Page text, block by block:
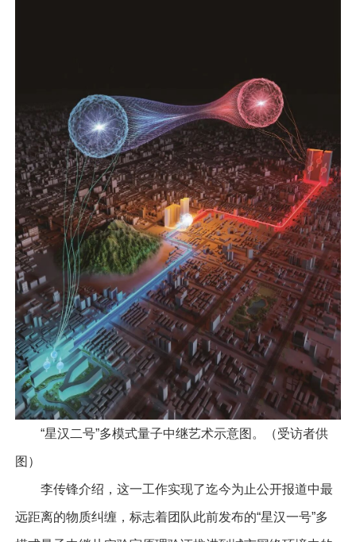
“星汉二号”多模式量子中继艺术示意图。（受访者供
图）
李传锋介绍，这一工作实现了迄今为止公开报道中最
远距离的物质纠缠，标志着团队此前发布的“星汉一号”多